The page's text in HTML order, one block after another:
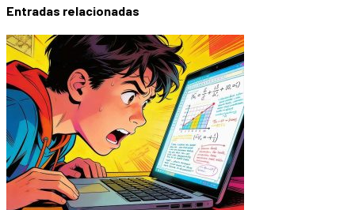
Entradas relacionadas